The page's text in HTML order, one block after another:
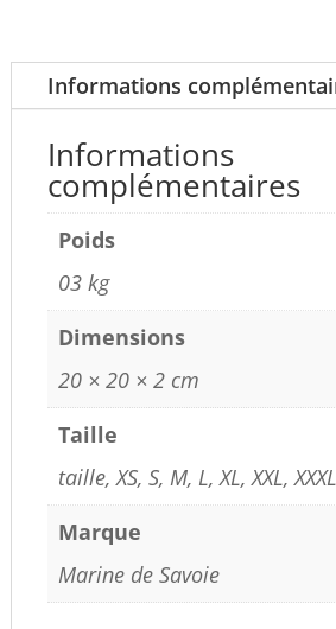
04PLInformations
Informations
complémentaires
Poids
03 kg
Dimensions
20 × 20 × 2 cm
Taille
taille, XS, S, M, L, XL, XXL,
Marque
Marine de Savoie